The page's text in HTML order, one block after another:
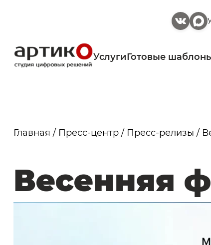
УслугиГотовые
Главная / Пресс-центр/ Пресс-релизы /
Весенняя